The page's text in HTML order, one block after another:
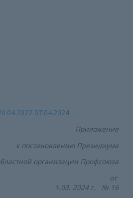
07.04.2024
Приложение
к постановлению Президиума
организации Профсоюза
1.03. 2024 г. № 16